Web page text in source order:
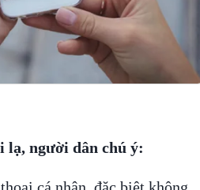
lạ, người dân chú ý: